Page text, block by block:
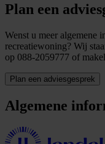
Plan een
Wenst u meer algemene
recreatiewoning? Wij
op 088-2059777 of
Plan een adviesgesprek
Algemene